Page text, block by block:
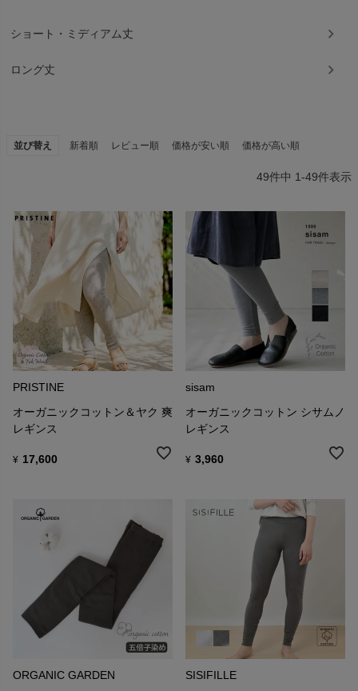
ショート・ミディアム丈
ロング丈
並び替え 新着順 レビュー順 価格が安い順 価格が高い順
49件中 1-49件表示
PRISTINE
オーガニックコットン＆ヤク 爽
レギンス
¥ 17,600
sisam
オーガニックコットン シサムノ
レギンス
¥ 3,960
ORGANIC GARDEN
SISIFILLE